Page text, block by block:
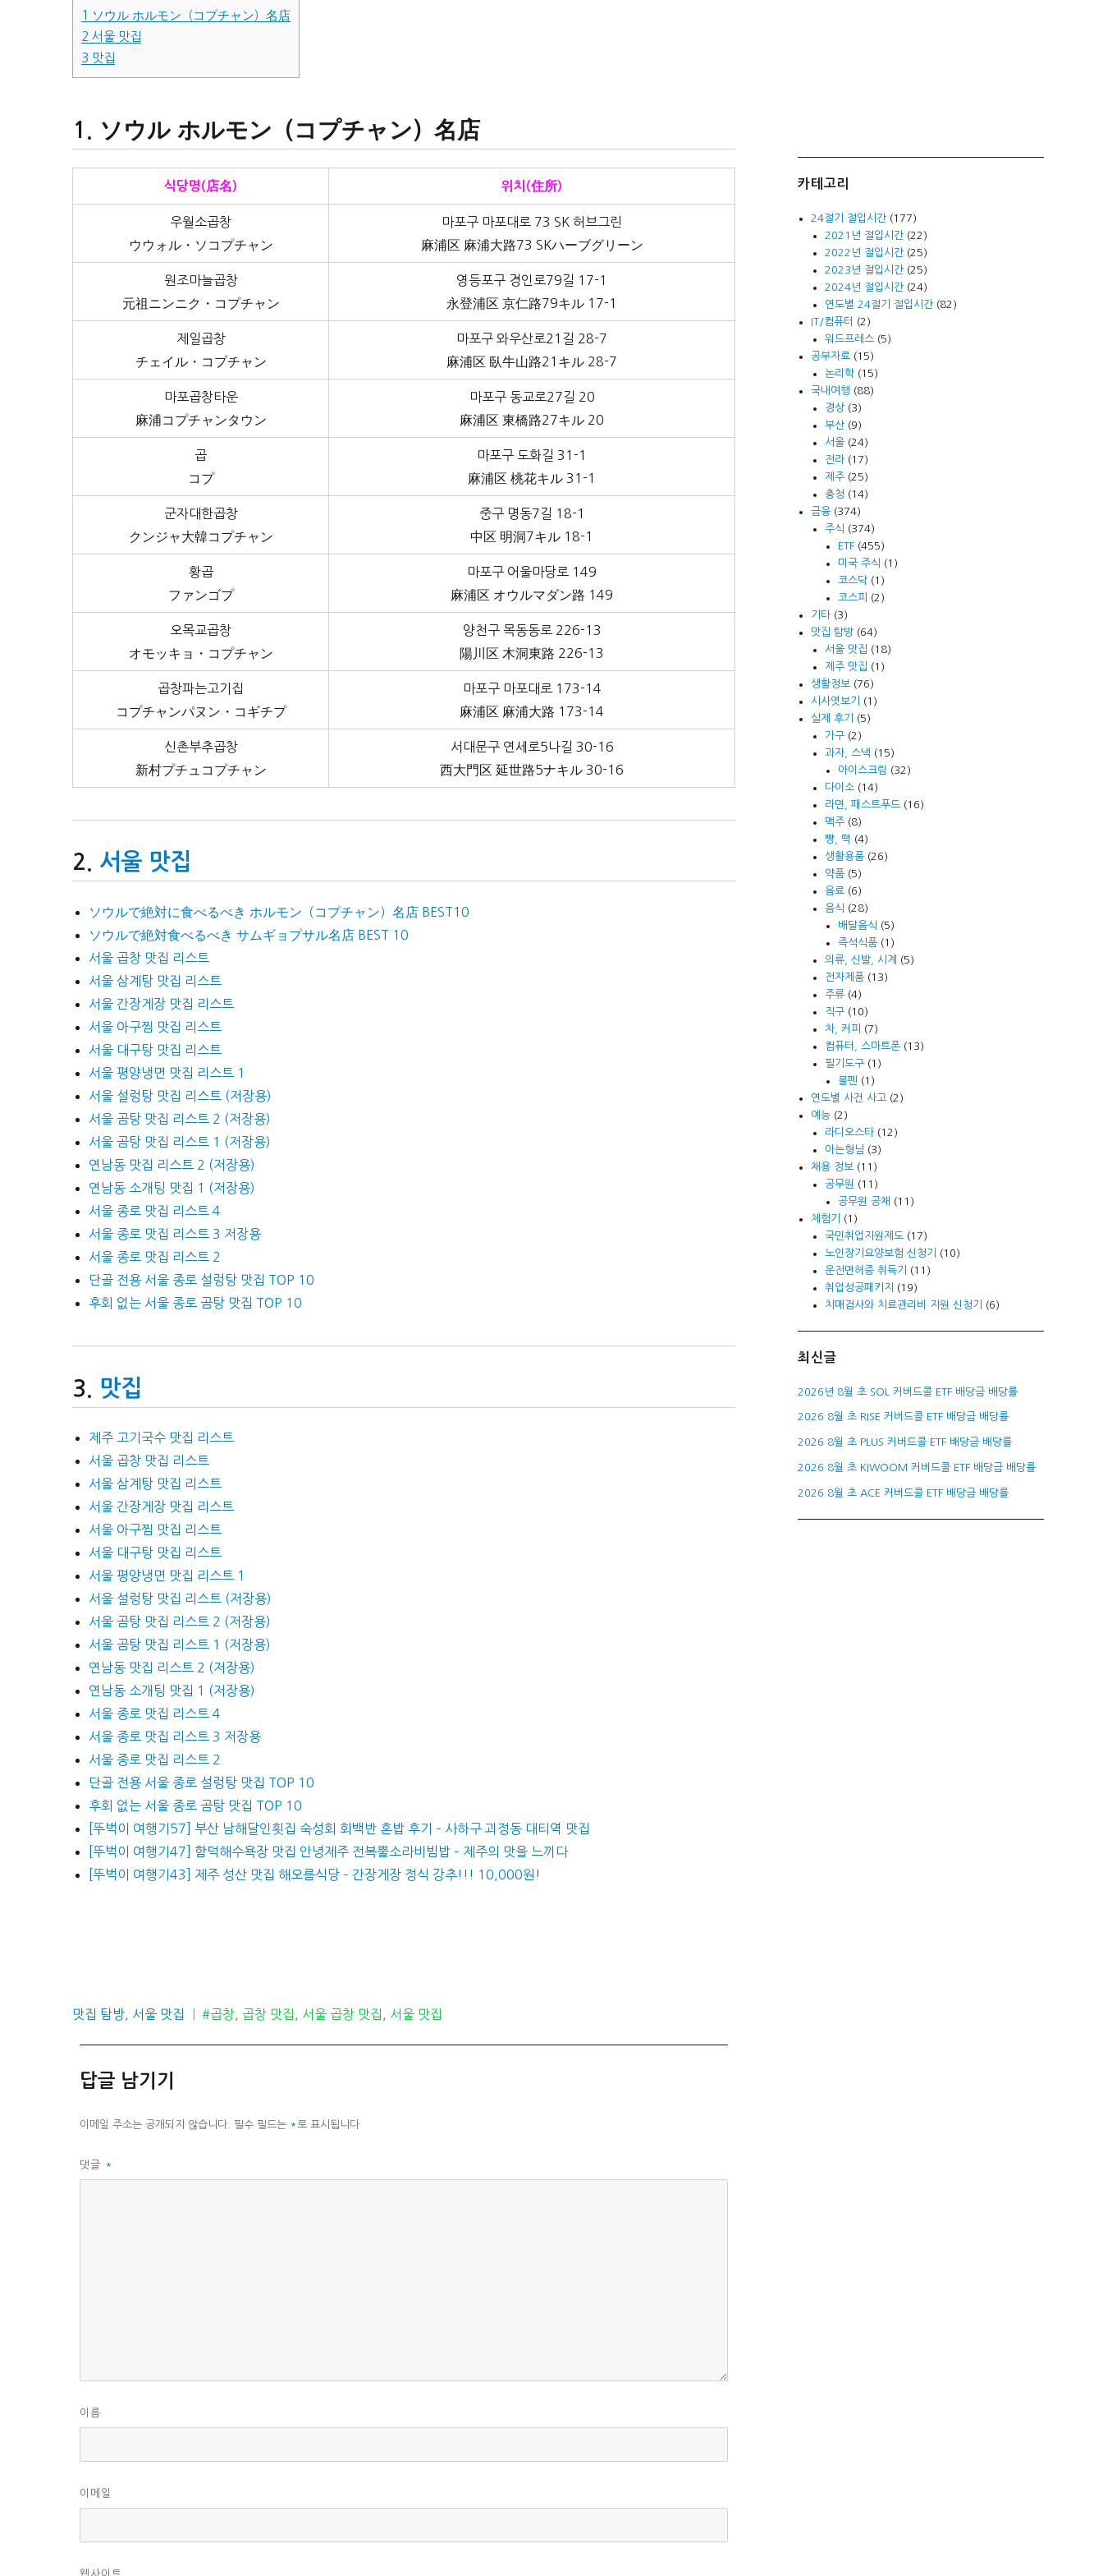
1
ソウル ホルモン（コプチャン）名店
2 서울 맛집
3 맛집
ソウル ホルモン（コプチャン）名店
식당명(店名) 위치(住所)
우월소곱창
ウウォル・ソコプチャン
마포구 마포대로 73 SK 허브그린
麻浦区 麻浦大路73 SKハーブグリーン
원조마늘곱창
元祖ニンニク・コプチャン
영등포구 경인로79길 17-1
永登浦区 京仁路79キル 17-1
제일곱창
チェイル・コプチャン
마포구 와우산로21길 28-7
麻浦区 臥牛山路21キル 28-7
마포곱창타운
麻浦コプチャンタウン
마포구 동교로27길 20
麻浦区 東橋路27キル 20
곱
コプ
마포구 도화길 31-1
麻浦区 桃花キル 31-1
군자대한곱창
クンジャ大韓コプチャン
중구 명동7길 18-1
中区 明洞7キル 18-1
황곱
ファンゴプ
마포구 어울마당로 149
麻浦区 オウルマダン路 149
오목교곱창
オモッキョ・コプチャン
양천구 목동동로 226-13
陽川区 木洞東路 226-13
곱창파는고기집
コプチャンパヌン・コギチプ
마포구 마포대로 173-14
麻浦区 麻浦大路 173-14
신촌부추곱창
新村プチュコプチャン
서대문구 연세로5나길 30-16
西大門区 延世路5ナキル 30-16
서울 맛집
ソウルで絶対に食べるべき ホルモン（コプチャン）名店 BEST10
ソウルで絶対食べるべき サムギョプサル名店 BEST 10
서울 곱창 맛집 리스트
서울 삼계탕 맛집 리스트
서울 간장게장 맛집 리스트
서울 아구찜 맛집 리스트
서울 대구탕 맛집 리스트
서울 평양냉면 맛집 리스트 1
서울 설렁탕 맛집 리스트 (저장용)
서울 곰탕 맛집 리스트 2 (저장용)
서울 곰탕 맛집 리스트 1 (저장용)
연남동 맛집 리스트 2 (저장용)
연남동 소개팅 맛집 1 (저장용)
서울 종로 맛집 리스트 4
서울 종로 맛집 리스트 3 저장용
서울 종로 맛집 리스트 2
단골 전용 서울 종로 설렁탕 맛집 TOP 10
후회 없는 서울 종로 곰탕 맛집 TOP 10
맛집
제주 고기국수 맛집 리스트
서울 곱창 맛집 리스트
서울 삼계탕 맛집 리스트
서울 간장게장 맛집 리스트
서울 아구찜 맛집 리스트
서울 대구탕 맛집 리스트
서울 평양냉면 맛집 리스트 1
서울 설렁탕 맛집 리스트 (저장용)
서울 곰탕 맛집 리스트 2 (저장용)
서울 곰탕 맛집 리스트 1 (저장용)
연남동 맛집 리스트 2 (저장용)
연남동 소개팅 맛집 1 (저장용)
서울 종로 맛집 리스트 4
서울 종로 맛집 리스트 3 저장용
서울 종로 맛집 리스트 2
단골 전용 서울 종로 설렁탕 맛집 TOP 10
후회 없는 서울 종로 곰탕 맛집 TOP 10
[뚜벅이 여행기57] 부산 남해달인횟집 숙성회 회백반 혼밥 후기 – 사하구 괴정동 대티역 맛집
[뚜벅이 여행기47] 함덕해수욕장 맛집 안녕제주 전복뿔소라비빔밥 – 제주의 맛을 느끼다
[뚜벅이 여행기43] 제주 성산 맛집 해오름식당 – 간장게장 정식 강추!!! 10,000원!
카
리
맛집 탐방, 서울 맛집
태
#곱창, 곱창 맛집 , 서울 곱창 맛집 , 서울 맛집
답글 남기기
이메일 주소는 공개되지 않습니다. 필수 필드는 *로 표시됩니다
댓글 *
이름
이메일
카테고리
24절기 절입시간 (177)
2021년 절입시간(22)
2022년 절입시간(25)
2023년 절입시간(25)
2024년 절입시간(24)
연도별 24절기 절입시간(82)
IT/컴퓨터
(2)
워드프레스(5)
공부자료 (15)
논리학(15)
국내여행 (88)
경상(3)
부산(9)
서울(24)
전라(17)
제주(25)
충청 (14)
금융 (374)
주식 (374)
ETF(455)
미국 주식 (1)
코스닥(1)
코스피
(2)
기타 (3)
맛집 탐방 (64)
서울 맛집 (18)
제주 맛집 (1)
생활정보 (76)
시사엿보기
(1)
실제 후기
(5)
가구(2)
과자, 스낵 (15)
아이스크림 (32)
다이소(14)
라면, 패스트푸드(16)
맥주(8)
빵, 떡 (4)
생활용품(26)
약품(5)
음료(6)
음식 (28)
배달음식 (5)
즉석식품(1)
의류, 신발, 시계
(5)
전자제품(13)
주류(4)
직구(10)
차, 커피
(7)
컴퓨터, 스마트폰(13)
필기도구(1)
볼펜 (1)
연도별 사건 사고 (2)
예능 (2)
라디오스타(12)
아는형님 (3)
채용 정보 (11)
공무원
(11)
공무원 공채 (11)
체험기
(1)
국민취업지원제도(17)
노인장기요양보험 신청기
(10)
운전면허증 취득기
(11)
취업성공패키지
(19)
치매검사와 치료관리비 지원 신청기
(6)
최신글
2026년 8월 초 SOL 커버드콜 ETF 배당금 배당률
2026 8월 초 RISE 커버드콜 ETF 배당금 배당률
2026 8월 초 PLUS 커버드콜 ETF 배당금 배당률
2026 8월 초 KIWOOM 커버드콜 ETF 배당금 배당률
2026 8월 초 ACE 커버드콜 ETF 배당금 배당률